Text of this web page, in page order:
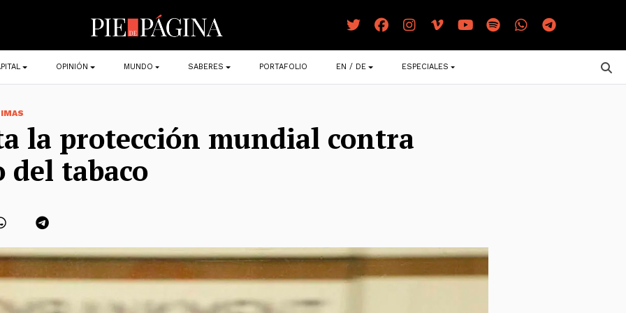
OPINIÓN MUNDO SABERES PORTAFOLIO EN / DE ESPECIALES
la protección mundial contra
del tabaco